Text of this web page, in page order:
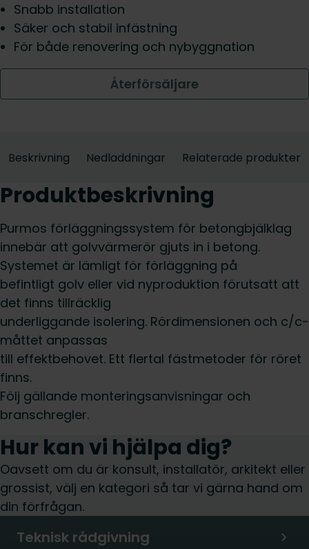
Snabb installation
Säker och stabil infästning
För både renovering och nybyggnation
Återförsäljare
Beskrivning Nedladdningar Relaterade produkter
Produktbeskrivning
Purmos förläggningssystem för betongbjälklag
innebär att golvvärmerör gjuts in i betong.
Systemet är lämligt för förläggning på
befintligt golv eller vid nyproduktion förutsatt att
det finns tillräcklig
underliggande isolering. Rördimensionen och c/c-
måttet anpassas
till effektbehovet. Ett flertal fästmetoder för röret
finns.
Följ gällande monteringsanvisningar och
branschregler.
Hur kan vi hjälpa dig?
Oavsett om du är konsult, installatör, arkitekt eller
grossist, välj en kategori så tar vi gärna hand om
din förfrågan.
Teknisk rådgivning